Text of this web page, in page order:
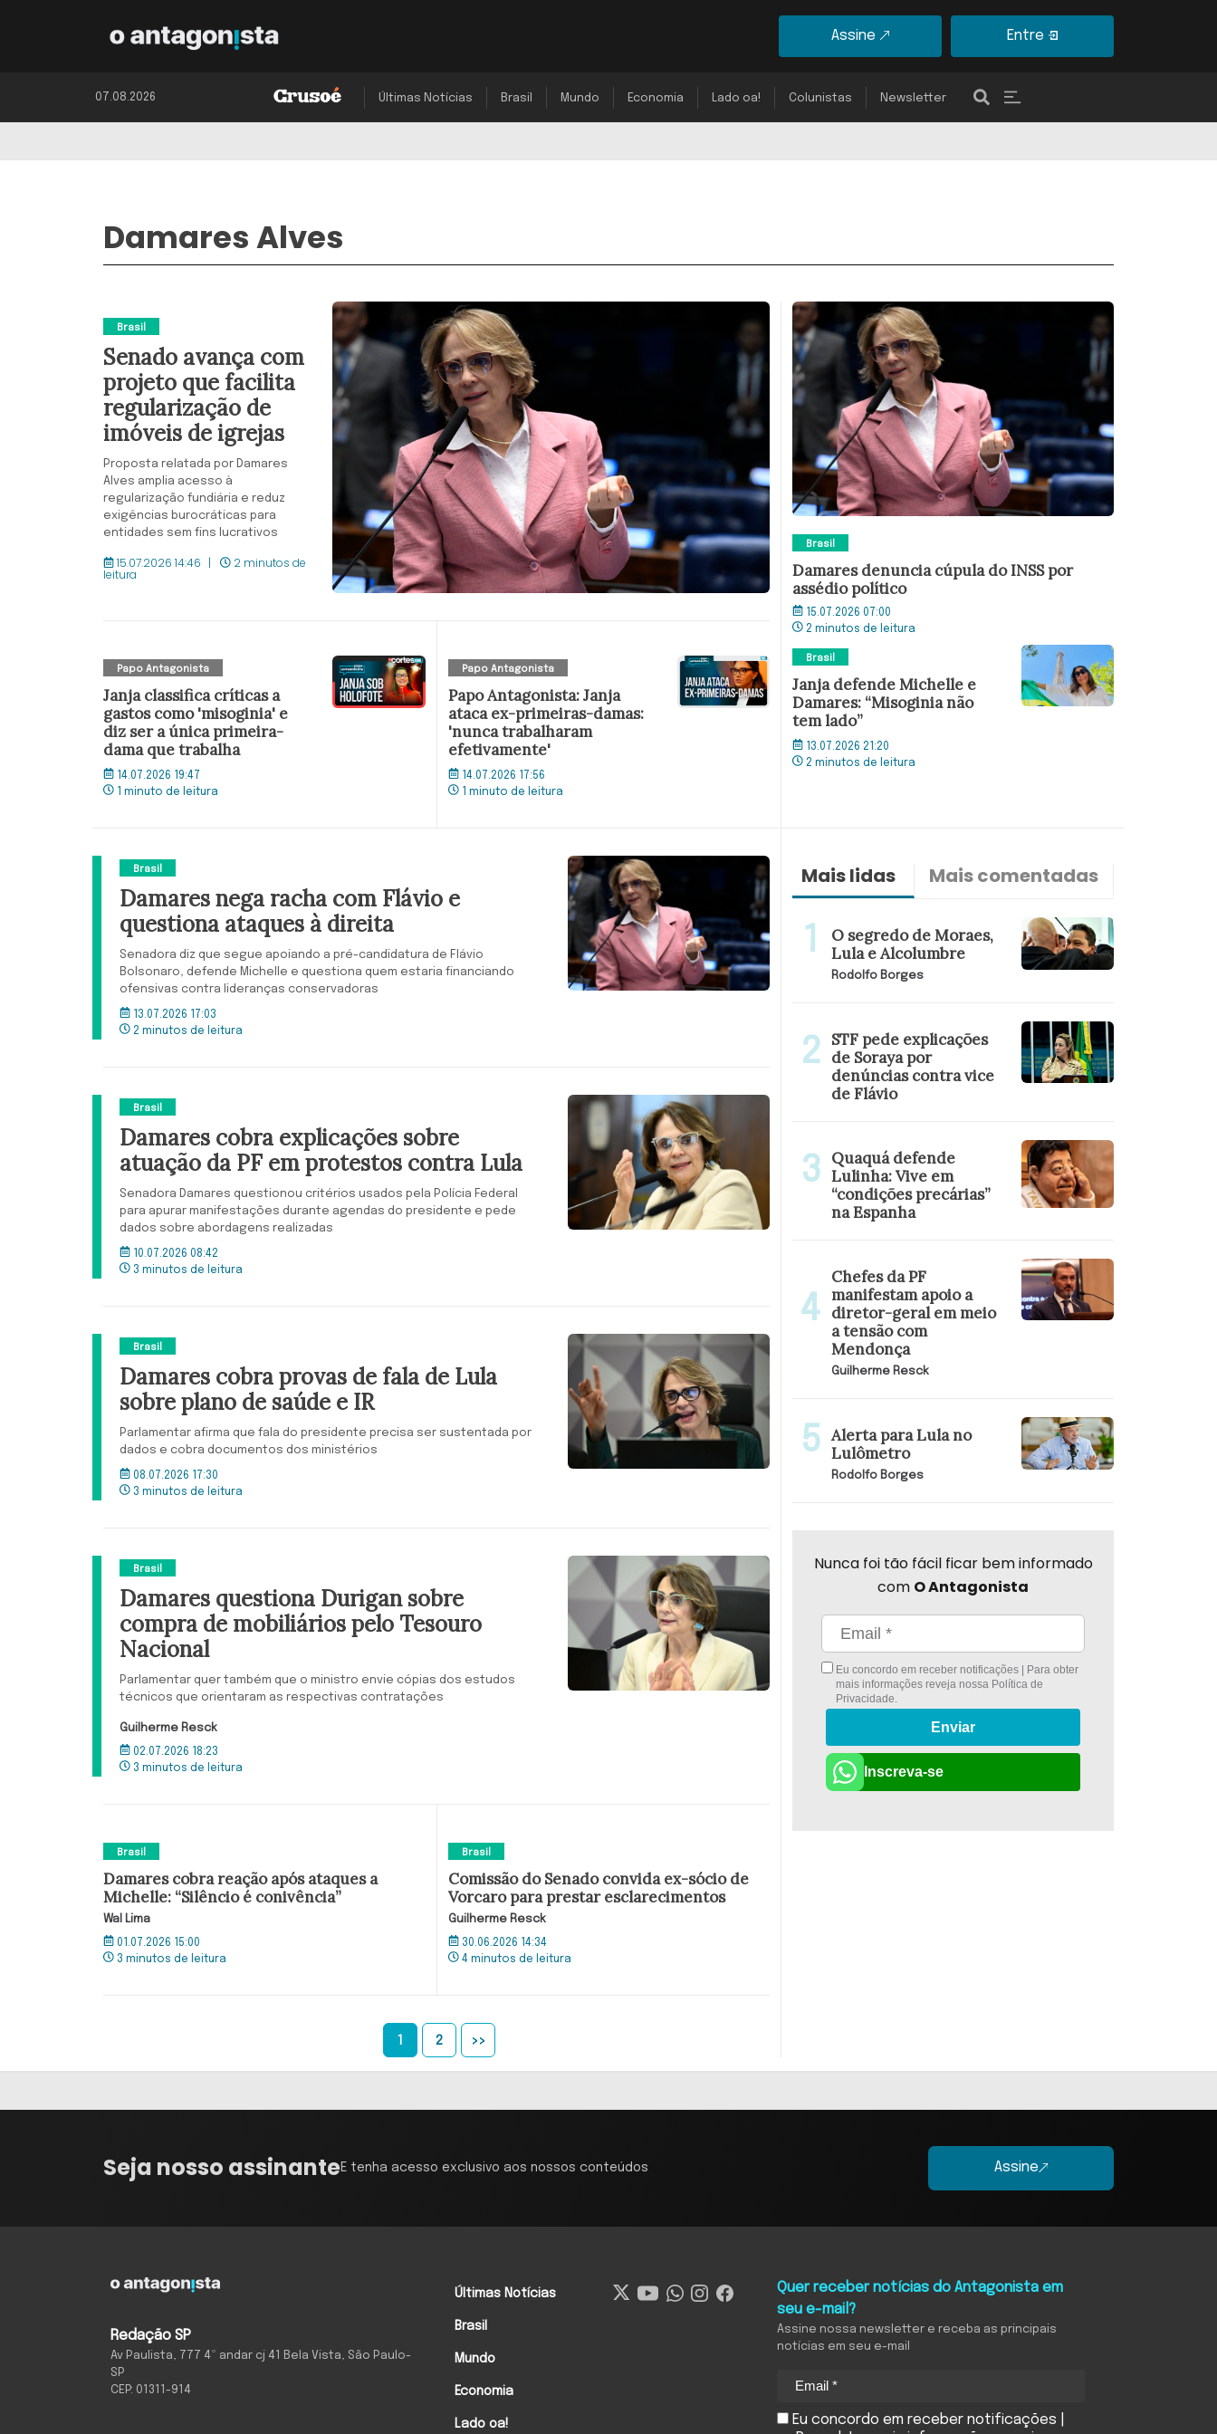
Assine Entre
07.08.2026 Últimas Notícias Brasil Mundo Economia Lado oa! Colunistas Newsletter
Damares Alves
Brasil
Senado avança com
projeto que facilita
regularização de
imóveis de igrejas
Proposta relatada por Damares
Alves amplia acesso à
regularização fundiária e reduz
exigências burocráticas para
entidades sem fins lucrativos
15.07.2026 14:46 2 minutos de
leitura
Papo Antagonista
Janja classifica críticas a
gastos como 'misoginia' e
diz ser a única primeira-
dama que trabalha
14.07.2026 19:47
1 minuto de leitura
Papo Antagonista
Papo Antagonista: Janja
ataca ex-primeiras-damas:
'nunca trabalharam
efetivamente'
14.07.2026 17:56
1 minuto de leitura
Brasil
Damares denuncia cúpula do INSS por
assédio político
15.07.2026 07:00
2 minutos de leitura
Brasil
Janja defende Michelle e
Damares: “Misoginia não
tem lado”
13.07.2026 21:20
2 minutos de leitura
Brasil
Damares nega racha com Flávio e
questiona ataques à direita
Senadora diz que segue apoiando a pré-candidatura de Flávio
Bolsonaro, defende Michelle e questiona quem estaria financiando
ofensivas contra lideranças conservadoras
13.07.2026 17:03
2 minutos de leitura
Brasil
Damares cobra explicações sobre
atuação da PF em protestos contra Lula
Senadora Damares questionou critérios usados pela Polícia Federal
para apurar manifestações durante agendas do presidente e pede
dados sobre abordagens realizadas
10.07.2026 08:42
3 minutos de leitura
Brasil
Damares cobra provas de fala de Lula
sobre plano de saúde e IR
Parlamentar afirma que fala do presidente precisa ser sustentada por
dados e cobra documentos dos ministérios
08.07.2026 17:30
3 minutos de leitura
Brasil
Damares questiona Durigan sobre
compra de mobiliários pelo Tesouro
Nacional
Parlamentar quer também que o ministro envie cópias dos estudos
técnicos que orientaram as respectivas contratações
Guilherme Resck
02.07.2026 18:23
3 minutos de leitura
Brasil
Damares cobra reação após ataques a
Michelle: “Silêncio é conivência”
Wal Lima
01.07.2026 15:00
3 minutos de leitura
Brasil
Comissão do Senado convida ex-sócio de
Vorcaro para prestar esclarecimentos
Guilherme Resck
30.06.2026 14:34
4 minutos de leitura
1 2 >>
Mais lidas Mais comentadas
O segredo de Moraes,
Lula e Alcolumbre
Rodolfo Borges
STF pede explicações
de Soraya por
denúncias contra vice
de Flávio
Quaquá defende
Lulinha: Vive em
“condições precárias”
na Espanha
Chefes da PF
manifestam apoio a
diretor-geral em meio
a tensão com
Mendonça
Guilherme Resck
Alerta para Lula no
Lulômetro
Rodolfo Borges
Nunca foi tão fácil ficar bem informado
com O Antagonista
Eu concordo em receber notificações | Para obter
mais informações reveja nossa Política de
Privacidade.
Enviar
Inscreva-se
Seja nosso assinanteE tenha acesso exclusivo aos nossos conteúdos Assine
Redação SP
Av Paulista, 777 4º andar cj 41 Bela Vista, São Paulo-
SP
CEP: 01311-914
Últimas Notícias
Brasil
Mundo
Economia
Lado oa!
Quer receber notícias do Antagonista em
seu e-mail?
Assine nossa newsletter e receba as principais
notícias em seu e-mail
Eu concordo em receber notificações |